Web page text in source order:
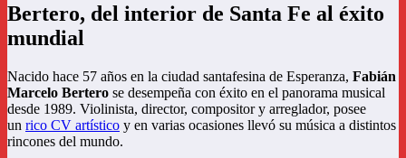
Bertero, del interior de Santa Fe al éxito
mundial
Nacido hace 57 años en la ciudad santafesina de Esperanza, Fabián
Marcelo Bertero se desempeña con éxito en el panorama musical
desde 1989. Violinista, director, compositor y arreglador, posee
un rico CV artístico y en varias ocasiones llevó su música a distintos
rincones del mundo.